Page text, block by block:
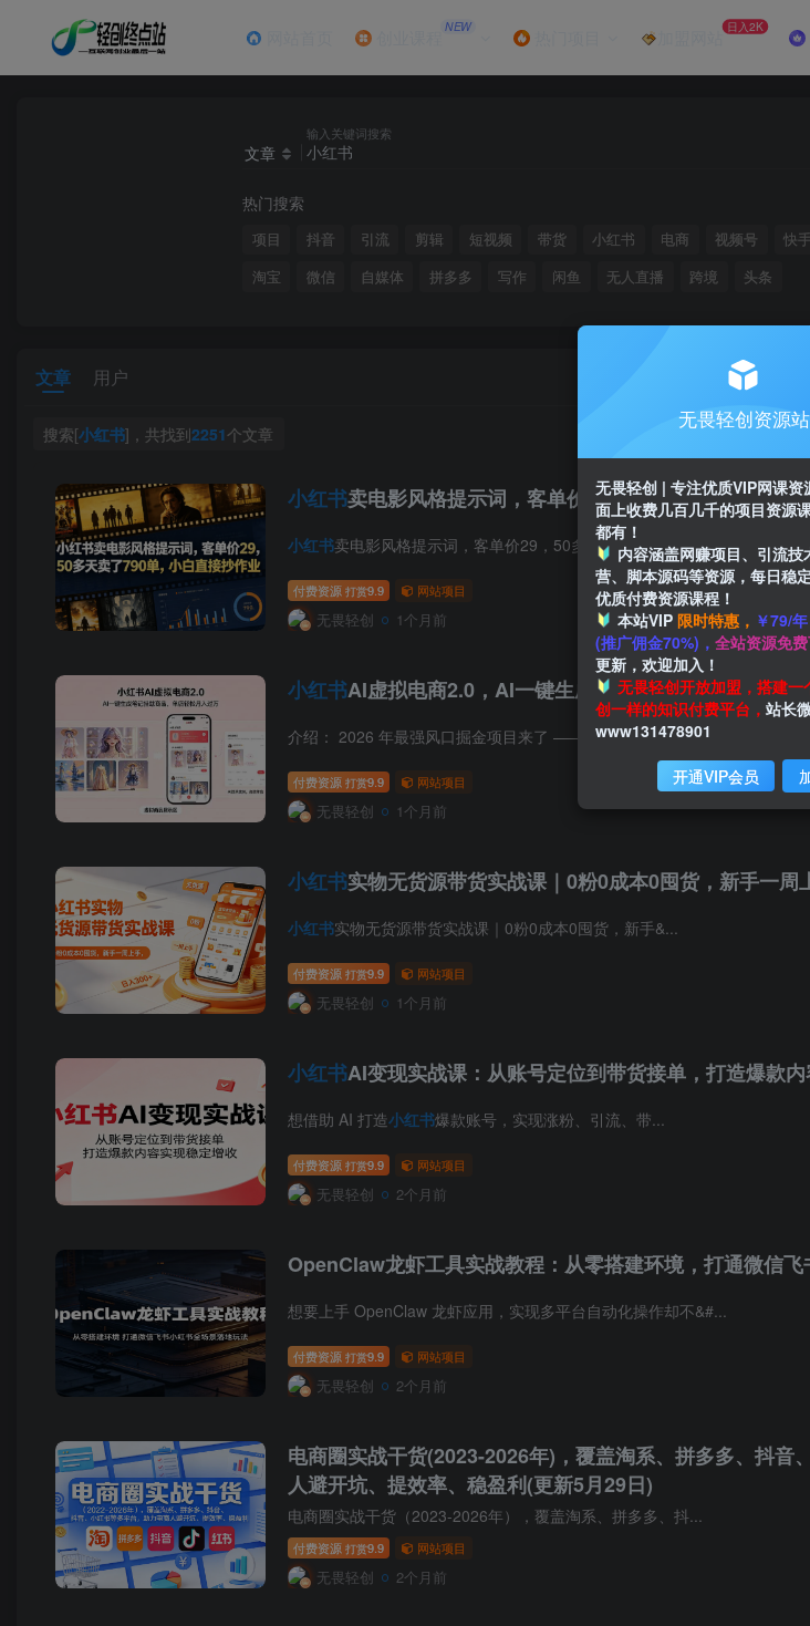
NEW 热门项目 加盟网站 日入2K
文章
输入关键词搜索
热门搜索
项目 抖音 引流 剪辑 短视频 带货 小红书 电商 视频号 快手
淘宝
微信 自媒体 拼多多 写作 闲鱼 无人直播 跨境 头条
文章 用户
搜索[小红书]，共找到2251个文章
小红书卖电影风格提示词，客单价29，50多天卖了790单，
小红书卖电影风格提示词，客单价29，50多天卖了790单ʌ...
付费资源 打赏9.9 网站项目
无畏轻创 1个月前
小红书AI虚拟电商2.0，AI一键生成笔记挂载商品，单店轻松
介绍： 2026 年最强风口掘金项目来了 —— 小红书AI 虚拟&#...
付费资源 打赏9.9 网站项目
无畏轻创 1个月前
小红书实物无货源带货实战课｜0粉0成本0囤货，新手一周
小红书实物无货源带货实战课｜0粉0成本0囤货，新手&...
付费资源 打赏9.9 网站项目
无畏轻创 1个月前
小红书AI变现实战课：从账号定位到带货接单，打造爆款
想借助 AI 打造小红书爆款账号，实现涨粉、引流、带...
付费资源 打赏9.9 网站项目
无畏轻创 2个月前
OpenClaw龙虾工具实战教程：从零搭建环境，打通微信飞
想要上手 OpenClaw 龙虾应用，实现多平台自动化操作却不&#...
付费资源 打赏9.9 网站项目
无畏轻创 2个月前
电商圈实战干货(2023-2026年)，覆盖淘系、拼多多、抖音、
人避开坑、提效率、稳盈利(更新5月29日)
电商圈实战干货（2023-2026年），覆盖淘系、拼多多、抖...
付费资源 打赏9.9 网站项目
无畏轻创 2个月前
无畏轻创资源站
无畏轻创 | 专注优质VIP网课资
面上收费几百几千的项目资源
都有！
内容涵盖网赚项目、引流技
营、脚本源码等资源，每日稳
优质付费资源课程！
本站VIP 限时特惠， ￥79/
(推广佣金70%)， 全站资源免费
更新，欢迎加入！
无畏轻创开放加盟，搭建一
创一样的知识付费平台， 站长
www131478901
开通VIP会员